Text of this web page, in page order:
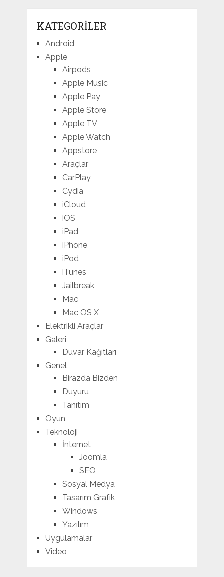
KATEGORILER
Android
Apple
Airpods
Apple Music
Apple Pay
Apple Store
Apple TV
Apple Watch
Appstore
Araçlar
CarPlay
Cydia
iCloud
iOS
iPad
iPhone
iPod
iTunes
Jailbreak
Mac
Mac OS X
Elektrikli Araçlar
Galeri
Duvar Kağıtları
Genel
Birazda Bizden
Duyuru
Tanıtım
Oyun
Teknoloji
İnternet
Joomla
SEO
Sosyal Medya
Tasarım Grafik
Windows
Yazılım
Uygulamalar
Video